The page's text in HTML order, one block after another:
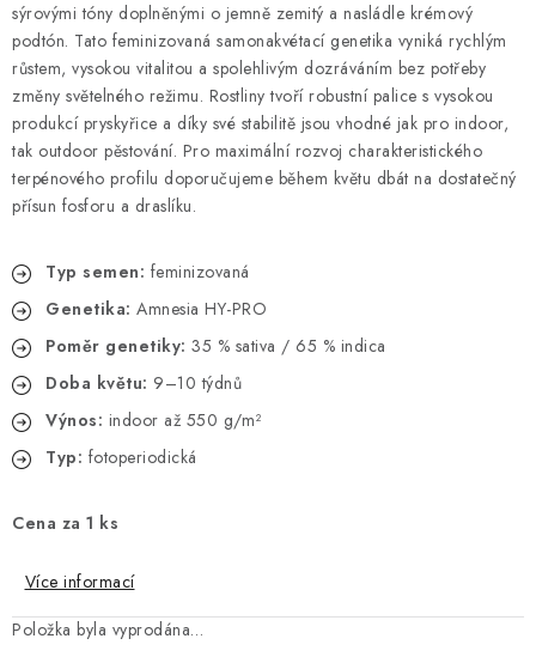
sýrovými tóny doplněnými o jemně zemitý a nasládle krémový
podtón. Tato feminizovaná samonakvétací genetika vyniká rychlým
růstem, vysokou vitalitou a spolehlivým dozráváním bez potřeby
změny světelného režimu. Rostliny tvoří robustní palice s vysokou
produkcí pryskyřice a díky své stabilitě jsou vhodné jak pro indoor,
tak outdoor pěstování. Pro maximální rozvoj charakteristického
terpénového profilu doporučujeme během květu dbát na dostatečný
přísun fosforu a draslíku.
Typ semen: feminizovaná
Genetika: Amnesia HY-PRO
Poměr genetiky: 35 % sativa / 65 % indica
Doba květu: 9–10 týdnů
Výnos: indoor až 550 g/m²
Typ: fotoperiodická
Cena za 1 ks
Více informací
Položka byla vyprodána…